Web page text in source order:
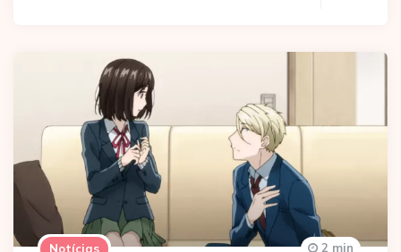
Notícias 2 min